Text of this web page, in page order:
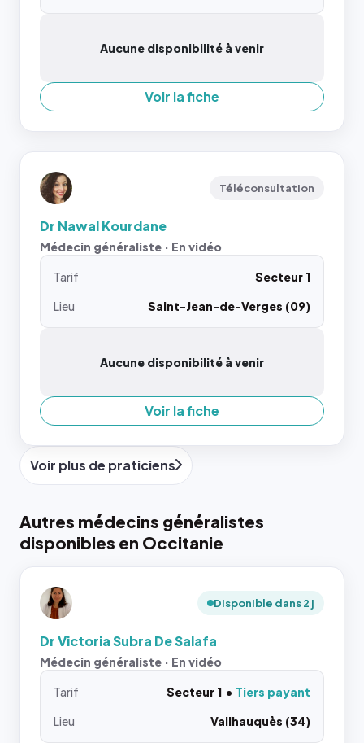
Aucune disponibilité à venir
Voir la fiche
Téléconsultation
Dr Nawal Kourdane
Médecin généraliste · En vidéo
Tarif
Secteur 1
Lieu
Saint-Jean-de-Verges (09)
Aucune disponibilité à venir
Voir la fiche
Voir plus de praticiens
Autres médecins généralistes
disponibles en Occitanie
Disponible dans 2 j
Dr Victoria Subra De Salafa
Médecin généraliste · En vidéo
Tarif Secteur 1
Tiers payant
Lieu
Vailhauquès (34)